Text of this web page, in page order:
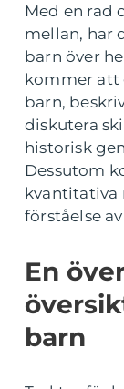
Med en rad
mellan, har
barn över
kommer att
barn,
diskutera
historisk
Dessutom
kvantitativa
förståelse
En
barn